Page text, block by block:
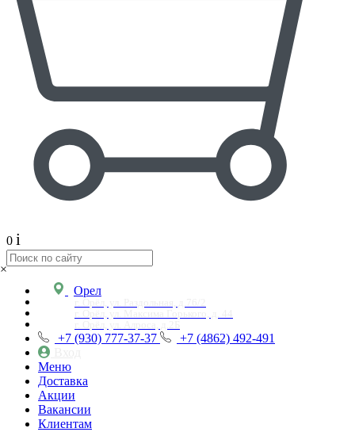
0 i
×
Орел
+7 (930) 777-37-37
+7 (4862) 492-491
Меню
Доставка
Акции
Вакансии
Клиентам